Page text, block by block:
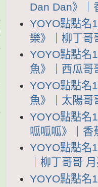
Dan Dan》｜
YOYO點點名
樂》｜柳丁哥
YOYO點點名
魚》｜西瓜哥
YOYO點點名
魚》｜太陽哥
YOYO點點名
呱呱呱》｜香
YOYO點點名
｜柳丁哥哥
YOYO點點名